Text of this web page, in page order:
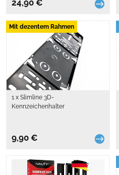
24,90 €
Mit dezentem Rahmen
1 x Slimline 3D-
Kennzeichenhalter
9,90 €